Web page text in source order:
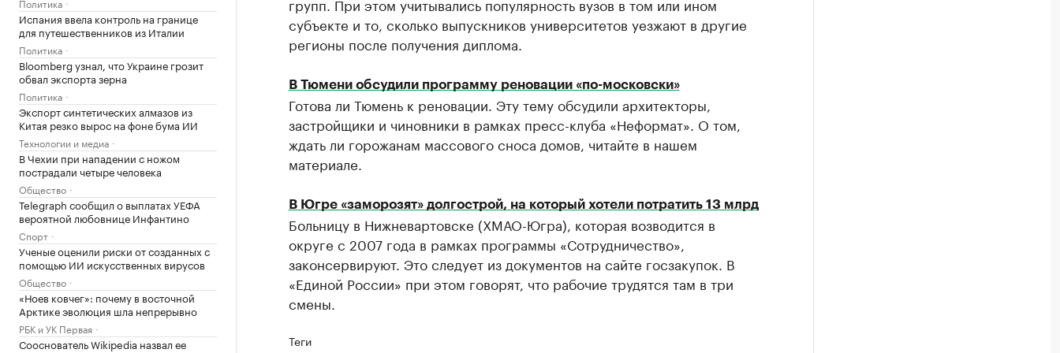
Испания ввела контроль на границе
для путешественников из Италии
Политика
Bloomberg узнал, что Украине грозит
обвал экспорта зерна
Политика
Экспорт синтетических алмазов из
Китая резко вырос на фоне бума ИИ
Технологии и медиа
В Чехии при нападении с ножом
пострадали четыре человека
Общество
Telegraph сообщил о выплатах УЕФА
вероятной любовнице Инфантино
Спорт
Ученые оценили риски от созданных с
помощью ИИ искусственных вирусов
Общество
«Ноев ковчег»: почему в восточной
Арктике эволюция шла непрерывно
РБК и УК Первая
Сооснователь Wikipedia назвал ее
субъекте и то, сколько выпускников университетов уезжают в другие
регионы после получения диплома.
В Тюмени обсудили программу реновации «по-московски»
Готова ли Тюмень к реновации. Эту тему обсудили архитекторы,
застройщики и чиновники в рамках пресс-клуба «Неформат». О том,
ждать ли горожанам массового сноса домов, читайте в нашем
материале.
В Югре «заморозят» долгострой, на который хотели потратить 13 млрд
Больницу в Нижневартовске (ХМАО-Югра), которая возводится в
округе с 2007 года в рамках программы «Сотрудничество»,
законсервируют. Это следует из документов на сайте госзакупок. В
«Единой России» при этом говорят, что рабочие трудятся там в три
смены.
Теги